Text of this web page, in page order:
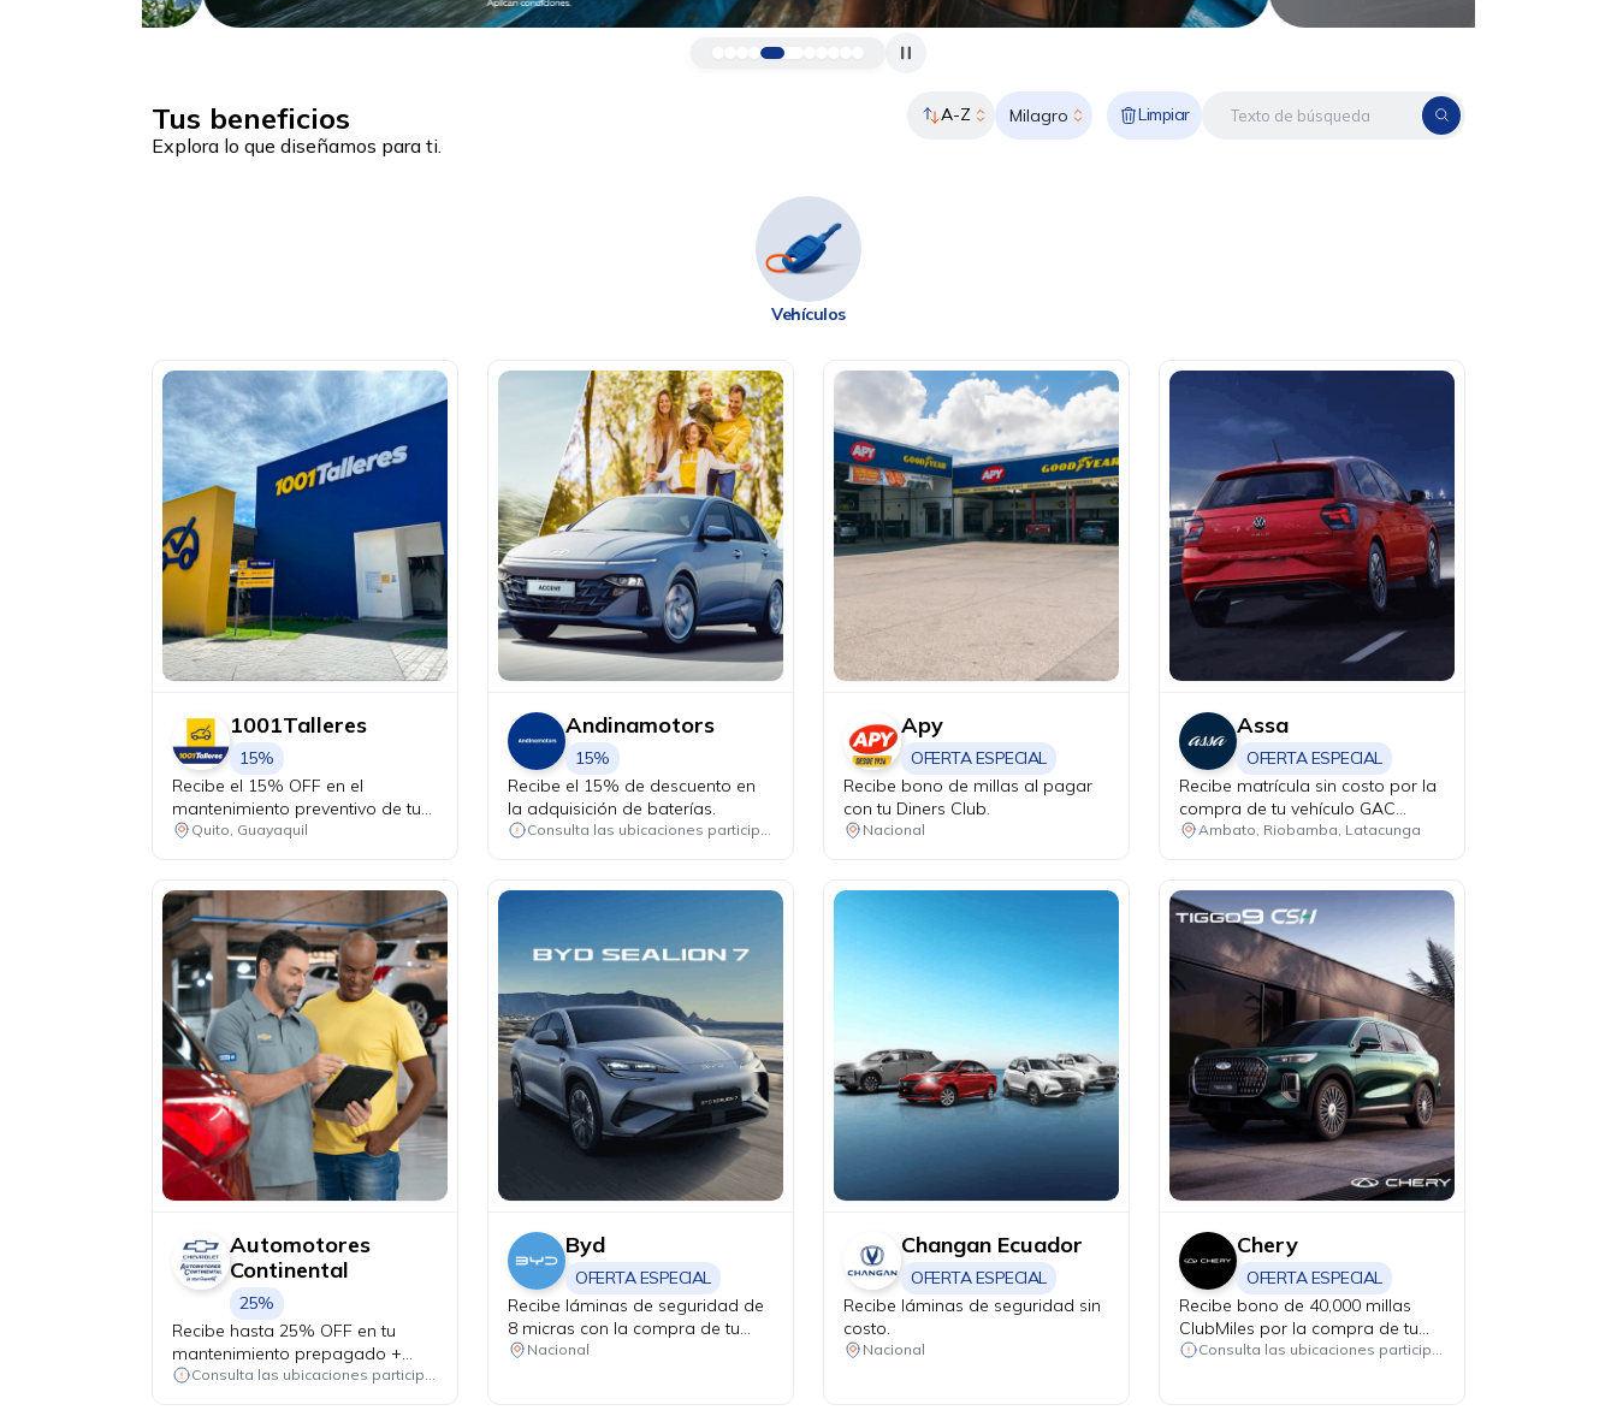
Tus beneficios
Explora lo que diseñamos para ti.
A-Z Milagro Limpiar
Vehículos
1001Talleres
15%
Recibe el 15% OFF en el
mantenimiento preventivo de tu
vehículo + chequeo de 20 puntos
Quito, Guayaquil
Andinamotors
15%
Recibe el 15% de descuento en
la adquisición de baterías.
Consulta las ubicaciones participantes
Apy
OFERTA ESPECIAL
Recibe bono de millas al pagar
con tu Diners Club.
Nacional
Assa
OFERTA ESPECIAL
Recibe matrícula sin costo por la
compra de tu vehículo GAC
modelo GS4 Hybrid.
Ambato, Riobamba, Latacunga
Automotores
Continental
25%
Recibe hasta 25% OFF en tu
mantenimiento prepagado +
alineación y balanceo de
Consulta las ubicaciones participantes
Byd
OFERTA ESPECIAL
Recibe láminas de seguridad de
8 micras con la compra de tu
Yuan Pro DM-i.
Nacional
Changan Ecuador
OFERTA ESPECIAL
Recibe láminas de seguridad sin
costo.
Nacional
Chery
OFERTA ESPECIAL
Recibe bono de 40,000 millas
ClubMiles por la compra de tu
nuevo Chery CSH Tiggo 7, TiggoConsulta las ubicaciones participantes